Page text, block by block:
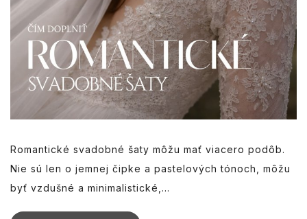
Romantické svadobné šaty môžu mať viacero podôb.
Nie sú len o jemnej čipke a pastelových tónoch, môžu
byť vzdušné a minimalistické,...